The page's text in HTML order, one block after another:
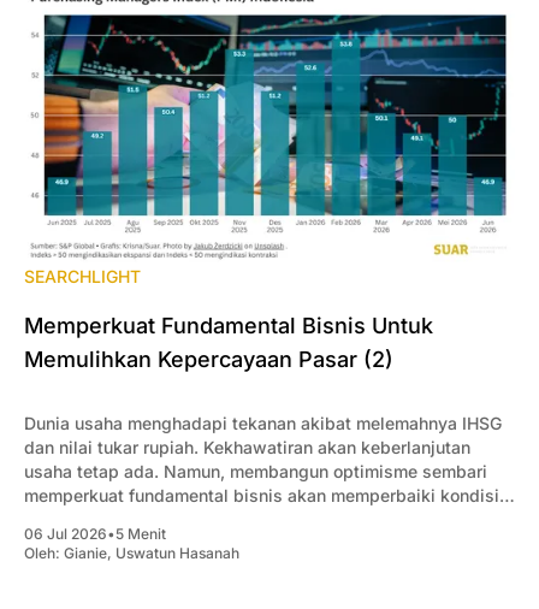
SEARCHLIGHT
Memperkuat Fundamental Bisnis Untuk
Memulihkan Kepercayaan Pasar (2)
Dunia usaha menghadapi tekanan akibat melemahnya IHSG
dan nilai tukar rupiah. Kekhawatiran akan keberlanjutan
usaha tetap ada. Namun, membangun optimisme sembari
memperkuat fundamental bisnis akan memperbaiki kondisi
06 Jul 2026•5 Menit
Oleh: Gianie, Uswatun Hasanah